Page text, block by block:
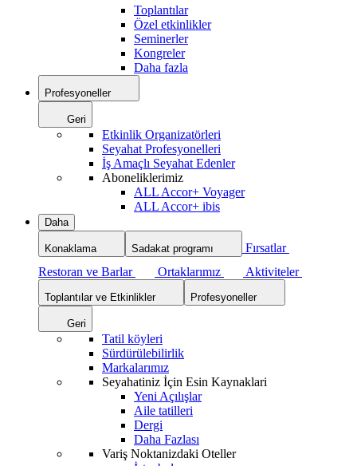
Toplantılar
Özel etkinlikler
Seminerler
Kongreler
Daha fazla
Profesyoneller
Geri
Etkinlik Organizatörleri
Seyahat Profesyonelleri
İş Amaçlı Seyahat Edenler
Aboneliklerimiz
ALL Accor+ Voyager
ALL Accor+ ibis
Daha
Konaklama Sadakat programı
Fırsatlar
Restoran ve Barlar
Ortaklarımız Aktiviteler
Toplantılar ve Etkinlikler Profesyoneller
Geri
Tatil köyleri
Sürdürülebilirlik
Markalarımız
Seyahatiniz İçin Esin Kaynaklari
Yeni Açılışlar
Aile tatilleri
Dergi
Daha Fazlası
Variş Noktanizdaki Oteller